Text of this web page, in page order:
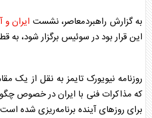
به گزارش راهبردمعاصر، نشست ایران و
این قرار بود در سوئیس برگزار شود،
روزنامه نیویورک تایمز به نقل از یک
که مذاکرات فنی با ایران در خصوص
برای روزهای آینده برنامه‌ریزی شده